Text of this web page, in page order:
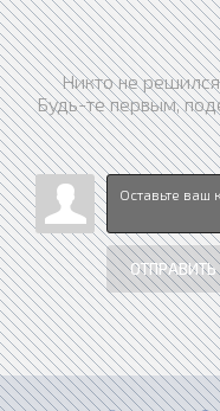
Никто не
Будь-те первым,
ОТПРАВИТЬ